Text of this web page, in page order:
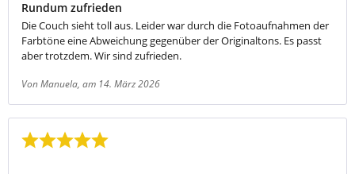
Rundum zufrieden
Die Couch sieht toll aus. Leider war durch die Fotoaufnahmen der
Farbtöne eine Abweichung gegenüber der Originaltons. Es passt
aber trotzdem. Wir sind zufrieden.
Von Manuela, am 14. März 2026